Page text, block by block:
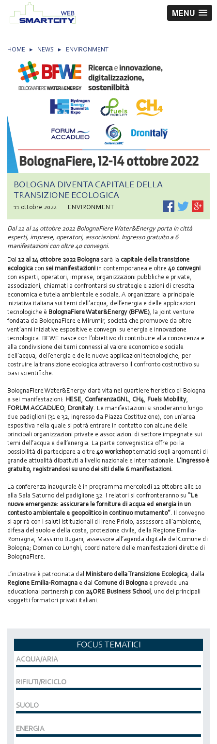
MENU
HOME ▸ NEWS ▸ ENVIRONMENT
BOLOGNA DIVENTA CAPITALE DELLA
TRANSIZIONE ECOLOGICA
11 ottobre 2022 ENVIRONMENT
Dal 12 al 14 ottobre 2022 BolognaFiere Water&Energy porta in città
esperti, imprese, operatori, associazioni. Ingresso gratuito a 6
manifestazioni con oltre 40 convegni.
Dal 12 al 14 ottobre 2022 Bologna sarà la capitale della transizione
ecologica con sei manifestazioni in contemporanea e oltre40 convegni
con esperti, operatori, imprese, organizzazioni pubbliche e private,
associazioni, chiamati a confrontarsi su strategie e azioni di crescita
economica e tutela ambientale e sociale. A organizzare la principale
iniziativa italiana sui temi dell’acqua, dell’energia e delle applicazioni
tecnologiche è BolognaFiere Water&Energy (BFWE), la joint venture
fondata da BolognaFiere e Mirumir, società che promuove da oltre
vent’anni iniziative espositive e convegni su energia e innovazione
tecnologica. BFWE nasce con l’obiettivo di contribuire alla conoscenza e
alla condivisione dei temi connessi al valore economico e sociale
dell’acqua, dell’energia e delle nuove applicazioni tecnologiche, per
costruire la transizione ecologica attraverso il confronto costruttivo su
basi scientifiche.
BolognaFiere Water&Energy darà vita nel quartiere fieristico di Bologna
a sei manifestazioni: HESE, ConferenzaGNL, CH4, Fuels Mobility,
FORUM ACCADUEO, Dronitaly. Le manifestazioni si snoderanno lungo
due padiglioni (31 e 32, ingresso da Piazza Costituzione), con un’area
espositiva nella quale si potrà entrare in contatto con alcune delle
principali organizzazioni private e associazioni di settore impegnate sui
temi dell’acqua e dell’energia. La parte convegnistica offre poi la
possibilità di partecipare a oltre40 workshoptematici sugli argomenti di
grande attualità dibattuti a livello nazionale e internazionale. L’ingresso è
gratuito, registrandosi su uno dei siti delle 6 manifestazioni.
La conferenza inaugurale è in programma mercoledì 12 ottobre alle 10
alla Sala Saturno del padiglione 32. I relatori si confronteranno su “Le
nuove emergenze: assicurare le forniture di acqua ed energia in un
contesto ambientale e geopolitico in continuo mutamento”. Il convegno
si aprirà con i saluti istituzionali di Irene Priolo, assessore all’ambiente,
difesa del suolo e della costa, protezione civile, della Regione Emilia-
Romagna; Massimo Bugani, assessore all’agenda digitale del Comune di
Bologna; Domenico Lunghi, coordinatore delle manifestazioni dirette di
BolognaFiere.
L’iniziativa è patrocinata dal Ministero della Transizione Ecologica, dalla
Regione Emilia-Romagna e dal Comune di Bologna e prevede una
educational partnership con 24ORE Business School, uno dei principali
soggetti formatori privati italiani.
FOCUS TEMATICI
ACQUA/ARIA
RIFIUTI/RICICLO
SUOLO
ENERGIA